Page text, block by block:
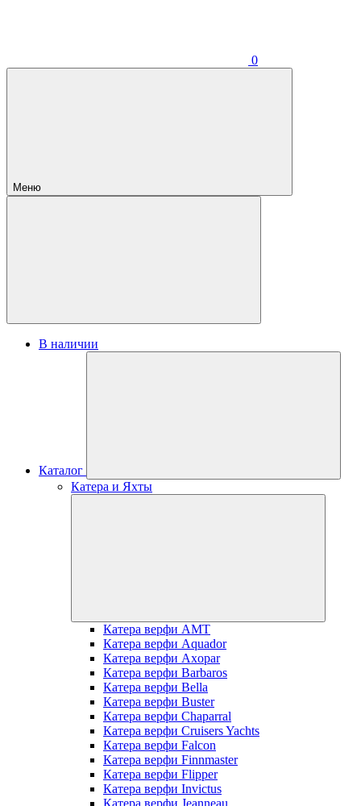
0
Меню
В наличии
Каталог
Катера и Яхты
Катера верфи AMT
Катера верфи Aquador
Катера верфи Axopar
Катера верфи Barbaros
Катера верфи Bella
Катера верфи Buster
Катера верфи Chaparral
Катера верфи Cruisers Yachts
Катера верфи Falcon
Катера верфи Finnmaster
Катера верфи Flipper
Катера верфи Invictus
Катера верфи Jeanneau